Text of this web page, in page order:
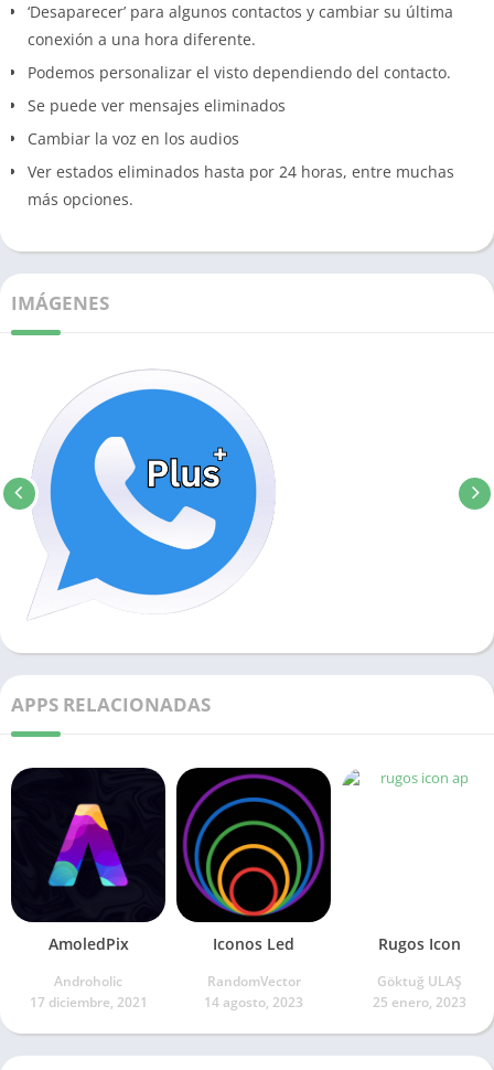
‘Desaparecer’ para algunos contactos y cambiar su última
conexión a una hora diferente.
Podemos personalizar el visto dependiendo del contacto.
Se puede ver mensajes eliminados
Cambiar la voz en los audios
Ver estados eliminados hasta por 24 horas, entre muchas
más opciones.
IMÁGENES
APPS RELACIONADAS
AmoledPix
Androholic
17 diciembre, 2021
Iconos Led
RandomVector
14 agosto, 2023
Rugos Icon
Göktuğ ULAŞ
25 enero, 2023